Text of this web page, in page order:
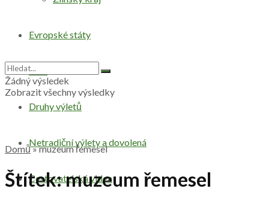
Evropské státy
Svět
Druhy výletů
Netradiční výlety a dovolená
Cestovatelská videa
Žádný výsledek
Zobrazit všechny výsledky
Domů»muzeum řemesel
Štítek:muzeum řemesel